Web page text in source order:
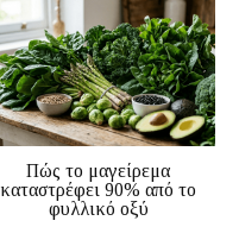
Πώς το μαγείρεμα
καταστρέφει 90% από το
φυλλικό οξύ